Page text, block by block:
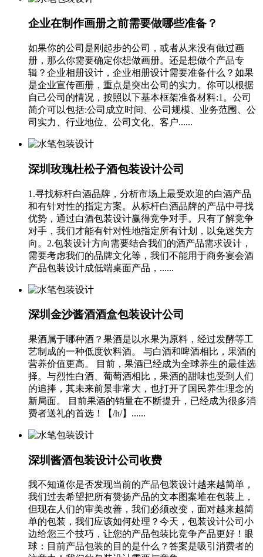
企业在制作画册之前需要做哪些准备？
如果你的公司是刚起步的公司，或者从来没有做过画
册，那么你需要确定你想做画册。还是想做个产品专
辑？企业相册设计，企业相册设计需要准备什么？如果
是企业宣传画册，重点是突出公司的实力。你可以根据
自己公司的情况，按照以下基本框架准备材料:1。公司
简介可以包括:公司成立时间、公司规模、业务范围、公
司实力、行业地位、公司文化、客户......
深圳玫瑰杜松子酒包装设计公司
1.寻找标杆白酒品牌，分析市场上最受欢迎的白酒产品
和有针对性的指定方案。从标杆白酒品牌的产品中寻找
优势，通过白酒包装设计赢得竞争对手。只有了解竞争
对手，我们才能有针对性地指定所有计划，以免迷失方
向。2.包装设计方向需要结合我们的酒产品需求设计，
需要考虑我们的品牌文化等，我们不能用于商务宴会酒
产品包装设计成低端桌面产品，......
深圳金沙酱酒酒盒包装设计公司
果酒属于哪种酒？果酒是以水果为原料，经过发酵等工
艺制成的一种低度饮料酒。 与白酒和啤酒相比，果酒的
营养价值更高。 目前，果酒已经成为全球养生的最佳选
择。与烈性白酒、葡萄酒相比，果酒的甜味也受到人们
的追捧，其未来前景非常大，也打开了国民养生理念的
新局面。 目前果酒的销量在不断提升，已经成为很多消
费者送礼的首选！【/h/】......
深圳酱酒包装设计公司收费
我不知道你是否发现当前的产品包装设计越来越简单，
我们过去希望把所有赞扬产品的文本图案堆在包装上，
但现在人们的审美改善，我们必须改变，面对越来越简
单的包装，我们应该如何处理？今天，包装设计公司小
边给您三个技巧，让您的产品包装比竞争产品更好！眼
球：目前产品包装的目的是什么？答案是吸引消费者的